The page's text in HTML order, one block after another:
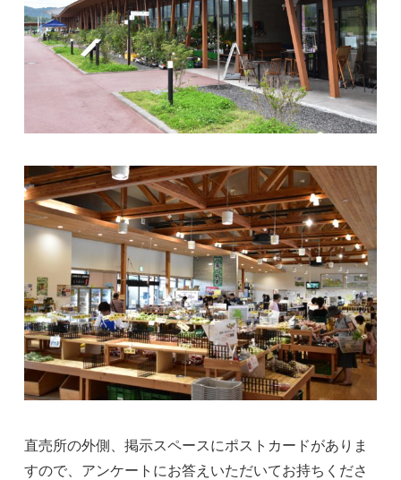
直売所の外側、掲示スペースにポストカードがありま
すので、アンケートにお答えいただいてお持ちくださ